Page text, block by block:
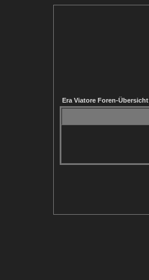
Era Viatore Foren-Übersicht